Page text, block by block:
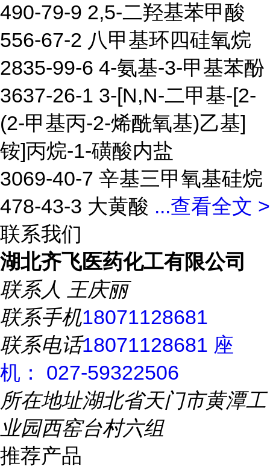
490-79-9 2,5-二羟基苯甲酸
556-67-2 八甲基环四硅氧烷
2835-99-6 4-氨基-3-甲基苯酚
3637-26-1 3-[N,N-二甲基-[2-
(2-甲基丙-2-烯酰氧基)乙基]
铵]丙烷-1-磺酸内盐
3069-40-7 辛基三甲氧基硅烷
478-43-3 大黄酸 ...查看全文 >
联系我们
湖北齐飞医药化工有限公司
联系人 王庆丽
联系手机18071128681
联系电话18071128681 座
机： 027-59322506
所在地址湖北省天门市黄潭工
业园西窑台村六组
推荐产品